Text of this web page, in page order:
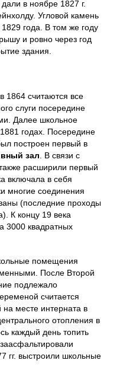
в ноябре 1827 г.
Угловой камень
года. В том же году
и ровно через год
здания.
1864 считаются все
слуги посередине
Далее школьное
годах. Посередине
построен первый в
зал . В связи с
расширили первый
включала в себя
многие соединения
(последние проходы
К концу 19 века
3000 квадратных
помещения
После Второй
подлежало
считается
месте интерната в
отопления в
каждый день топить
гг. выстроили школьные